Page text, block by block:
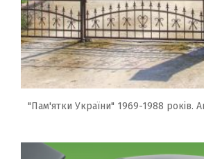
"Пам'ятки України" 1969-1988 років.